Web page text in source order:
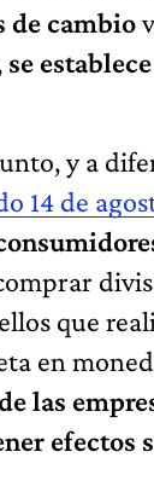
de cambio
se
y a
14 de
que
en
las
efectos